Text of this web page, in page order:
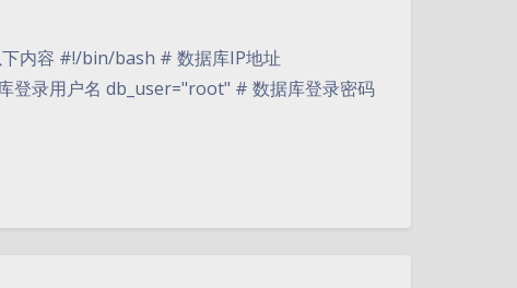
内容 #!/bin/bash # 数据库IP地址
登录用户名 db_user="root" # 数据库登录密码